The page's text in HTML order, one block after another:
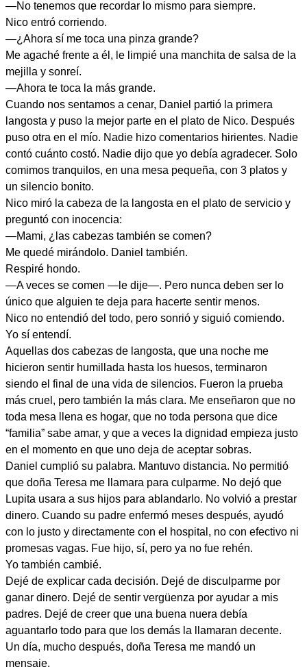
—No tenemos que recordar lo mismo para siempre.
Nico entró corriendo.
—¿Ahora sí me toca una pinza grande?
Me agaché frente a él, le limpié una manchita de salsa de la
mejilla y sonreí.
—Ahora te toca la más grande.
Cuando nos sentamos a cenar, Daniel partió la primera
langosta y puso la mejor parte en el plato de Nico. Después
puso otra en el mío. Nadie hizo comentarios hirientes. Nadie
contó cuánto costó. Nadie dijo que yo debía agradecer. Solo
comimos tranquilos, en una mesa pequeña, con 3 platos y
un silencio bonito.
Nico miró la cabeza de la langosta en el plato de servicio y
preguntó con inocencia:
—Mami, ¿las cabezas también se comen?
Me quedé mirándolo. Daniel también.
Respiré hondo.
—A veces se comen —le dije—. Pero nunca deben ser lo
único que alguien te deja para hacerte sentir menos.
Nico no entendió del todo, pero sonrió y siguió comiendo.
Yo sí entendí.
Aquellas dos cabezas de langosta, que una noche me
hicieron sentir humillada hasta los huesos, terminaron
siendo el final de una vida de silencios. Fueron la prueba
más cruel, pero también la más clara. Me enseñaron que no
toda mesa llena es hogar, que no toda persona que dice
“familia” sabe amar, y que a veces la dignidad empieza justo
en el momento en que uno deja de aceptar sobras.
Daniel cumplió su palabra. Mantuvo distancia. No permitió
que doña Teresa me llamara para culparme. No dejó que
Lupita usara a sus hijos para ablandarlo. No volvió a prestar
dinero. Cuando su padre enfermó meses después, ayudó
con lo justo y directamente con el hospital, no con efectivo ni
promesas vagas. Fue hijo, sí, pero ya no fue rehén.
Yo también cambié.
Dejé de explicar cada decisión. Dejé de disculparme por
ganar dinero. Dejé de sentir vergüenza por ayudar a mis
padres. Dejé de creer que una buena nuera debía
aguantarlo todo para que los demás la llamaran decente.
Un día, mucho después, doña Teresa me mandó un
mensaje.